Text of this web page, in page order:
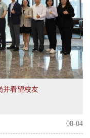
并看望校友
08-04